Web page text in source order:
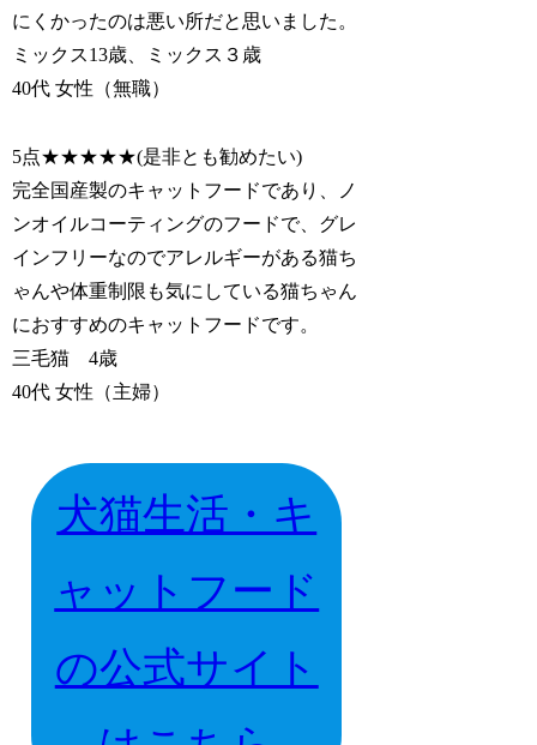
にくかったのは悪い所だと思いました。
ミックス13歳、ミックス３歳
40代 女性（無職）
5点★★★★★(是非とも勧めたい)
完全国産製のキャットフードであり、ノ
ンオイルコーティングのフードで、グレ
インフリーなのでアレルギーがある猫ち
ゃんや体重制限も気にしている猫ちゃん
におすすめのキャットフードです。
三毛猫 4歳
40代 女性（主婦）
犬猫生活・キ
ャットフード
の公式サイト